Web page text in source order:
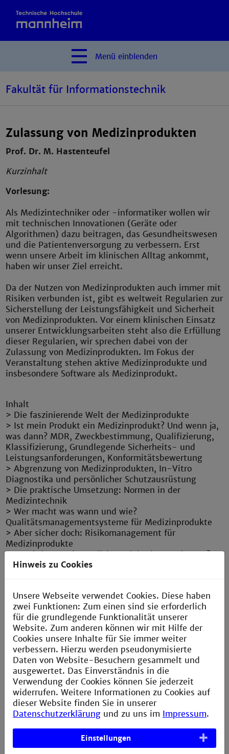
Menü einblenden
Fakultät für Informationstechnik
Zulassung von Medizinprodukten
Prof. Dr. M. Hastenteufel
Kurzinhalt
Vorlesung:
Als Medizintechniker oder -informatiker wollen wir
mit technischen Innovationen (Geräte oder
Algorithmen) dazu beitragen, das Gesundheitswesen
und die Patientenversorgung zu verbessern. Erst
wenn unsere Arbeit im klinischen Alltag ankommt,
haben wir unser Ziel erreicht.
Da der Nutzen von Medizinprodukten auch immer mit
Risiken verbunden ist, gibt es weltweit Regularien zur
Sicherstellung der Leistungsfähigkeit und Sicherheit
von Medizinprodukten. Vor einem klinischen Einsatz
unserer Entwicklungsarbeiten steht also die Erfüllung
dieser Regularien, wir sprechen dabei von der
Zulassung von Medizinprodukten. Im Fokus der
Veranstaltung stehen aktive Medizinprodukte und
insbesondere Software als Medizinprodukt.
Inhalt
> Die faszinierende Welt der Medizinprodukte
> Ist mein Produkt ein Medizinprodukt? Und wenn ja,
was dann? MDR, Zweckbestimmung, Qualifizierung,
Klassifizierung, Grundlegende Sicherheits- und
Leistungsanforderungen, Konformitätsbewertung
> Abgrenzung von Medizinprodukten, In-Vitro
Diagnostika und persönlicher Schutzausrüstung
> Die praktische Umsetzung: Normen in der
Medizintechnik
> Wer macht was wann und wie?
Qualitätsmanagementsysteme für Medizinprodukte
> Aber sicher doch: Risikomanagement für
Medizinprodukte
> Was bringt mein Medizinprodukt dem Patienten?
Klinische Bewertung
Lebenszyklus für Medizinprodukte
> Entwicklung aktiver Medizinprodukte
> Usability von Medizinprodukte
> Technische Dokumentation
> Ausblick: IT-Sicherheit und Künstliche Intelligenz
bei Medizinprodukten
Die Medizintechnik ist eine hochregulierte Branche
und erfordert entsprechend aufwendige
Zulassungsverfahren. Die Vorlesung bereitet
Studierende auf entsprechende Tätigkeiten in der
medizintechnischen Entwicklung vor und
sensibilisiert Studierende für die Hintergründe und
Zielsetzungen der Regulierung. Die Vorlesung
bereitet Studierende sowohl auf
Hinweis zu Cookies
Unsere Webseite verwendet Cookies. Diese haben
zwei Funktionen: Zum einen sind sie erforderlich
für die grundlegende Funktionalität unserer
Website. Zum anderen können wir mit Hilfe der
Cookies unsere Inhalte für Sie immer weiter
verbessern. Hierzu werden pseudonymisierte
Daten von Website-Besuchern gesammelt und
ausgewertet. Das Einverständnis in die
Verwendung der Cookies können Sie jederzeit
widerrufen. Weitere Informationen zu Cookies auf
dieser Website finden Sie in unserer
Datenschutzerklärung und zu uns im Impressum.
Einstellungen